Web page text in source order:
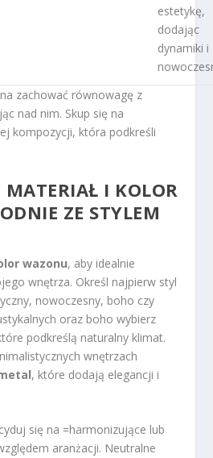
estetykę,
dodając
dynamiki i
zachować równowagę z
nad nim. Skup się na
kompozycji, która podkreśli
MATERIAŁ I KOLOR
ZE STYLEM
wazonu, aby idealnie
wnętrza. Określ najpierw styl
nowoczesny, boho czy
oraz boho wybierz
podkreślą naturalny klimat.
wnętrzach
, które dodają elegancji i
się na =harmonizujące lub
aranżacji. Neutralne